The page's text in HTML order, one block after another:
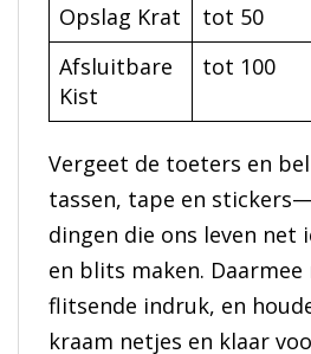
Opslag Krat tot 50
Afsluitbare
Kist
tot 100
Vergeet de toeters en
tassen, tape en
dingen die ons leven net
en blits maken. Daarmee
flitsende indruk, en
kraam netjes en klaar